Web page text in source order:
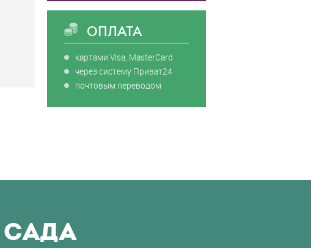
ОПЛАТА
картами Visa, MasterCard
через систему Приват24
почтовым переводом